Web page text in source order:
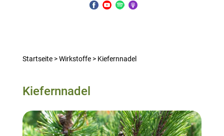
Startseite>Wirkstoffe> Kiefernnadel
Kiefernnadel